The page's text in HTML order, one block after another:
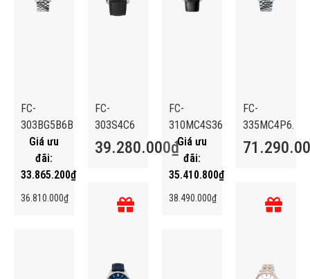
FC-
303BG5B6B
36.810.000₫
33.865.200₫
FC-
303S4C6
39.280.000₫
FC-
310MC4S36
38.490.000₫
35.410.800₫
FC-
335MC4P6.